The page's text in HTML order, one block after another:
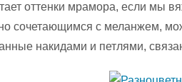
оттенки мрамора, если мы
сочетающимся с меланжем,
накидами и петлями,